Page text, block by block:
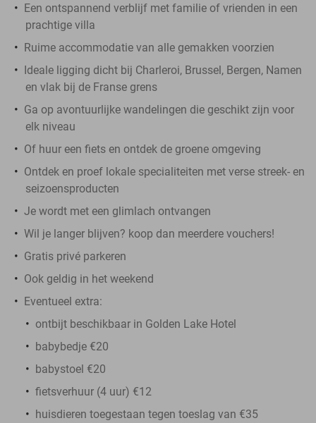
Een ontspannend verblijf met familie of vrienden in een
prachtige villa
Ruime accommodatie van alle gemakken voorzien
Ideale ligging dicht bij Charleroi, Brussel, Bergen, Namen
en vlak bij de Franse grens
Ga op avontuurlijke wandelingen die geschikt zijn voor
elk niveau
Of huur een fiets en ontdek de groene omgeving
Ontdek en proef lokale specialiteiten met verse streek- en
seizoensproducten
Je wordt met een glimlach ontvangen
Wil je langer blijven? koop dan meerdere vouchers!
Gratis privé parkeren
Ook geldig in het weekend
Eventueel extra:
ontbijt beschikbaar in Golden Lake Hotel
babybedje €20
babystoel €20
fietsverhuur (4 uur) €12
huisdieren toegestaan tegen toeslag van €35